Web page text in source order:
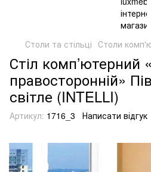
Столи та стільці Столи
Стіл комп’ютерний
правосторонній»
світле (INTELLI)
Артикул: 1716_3 Написати відгук